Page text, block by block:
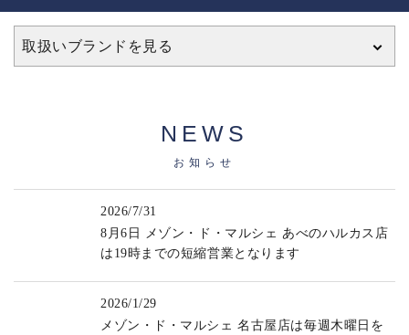
取扱いブランドを見る
NEWS
お知らせ
2026/7/31
8月6日 メゾン・ド・マルシェ あべのハルカス店
は19時までの短縮営業となります
2026/1/29
メゾン・ド・マルシェ 名古屋店は毎週木曜日を